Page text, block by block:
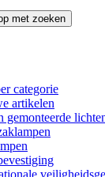
met zoeken
categorie
artikelen
gemonteerde